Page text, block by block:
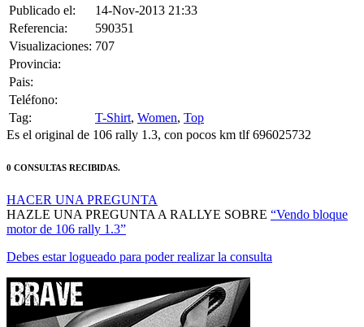
Publicado el:
14-Nov-2013 21:33
Referencia:
590351
Visualizaciones: 707
Provincia:
Pais:
Teléfono:
Tag:
T-Shirt, Women, Top
Es el original de 106 rally 1.3, con pocos km tlf 696025732
0 CONSULTAS RECIBIDAS.
HACER UNA PREGUNTA
HAZLE UNA PREGUNTA A RALLYE SOBRE “Vendo bloque
motor de 106 rally 1.3”
Debes estar logueado para poder realizar la consulta